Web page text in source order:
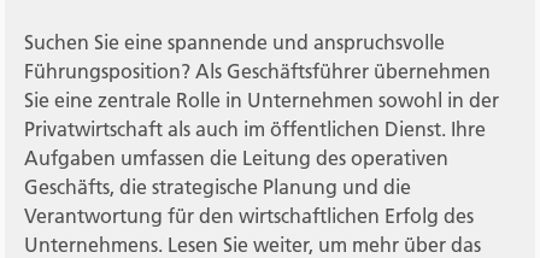
Suchen Sie eine spannende und anspruchsvolle
Führungsposition? Als Geschäftsführer übernehmen
Sie eine zentrale Rolle in Unternehmen sowohl in der
Privatwirtschaft als auch im öffentlichen Dienst. Ihre
Aufgaben umfassen die Leitung des operativen
Geschäfts, die strategische Planung und die
Verantwortung für den wirtschaftlichen Erfolg des
Unternehmens. Lesen Sie weiter, um mehr über das